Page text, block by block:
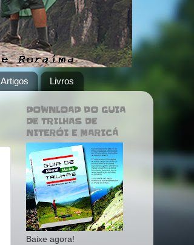
Artigos Livros
DOWNLOAD DO GUIA
DE TRILHAS DE
NITERÓI E MARICÁ
Baixe agora!